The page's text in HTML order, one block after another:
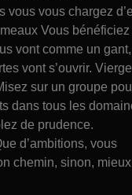
vous chargez
Vous bénéficiez
vont comme un
vont s’ouvrir. Vierge
sur un groupe
dans tous les
de prudence.
d’ambitions, vous
chemin, sinon, mieux